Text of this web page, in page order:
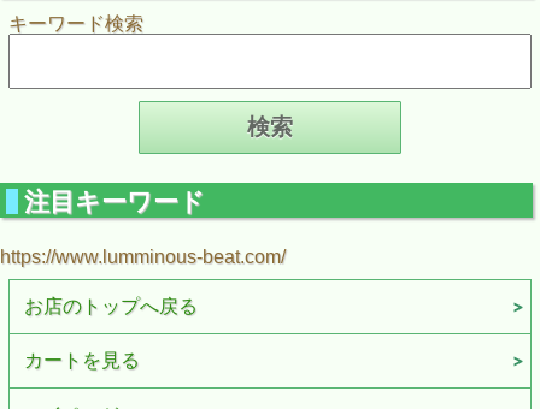
キーワード検索
注目キーワード
https://www.lumminous-beat.com/
お店のトップへ戻る
カートを見る